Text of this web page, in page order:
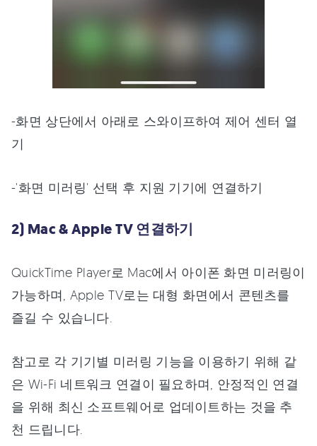
-화면 상단에서 아래로 스와이프하여 제어 센터 열
기
-'화면 미러링' 선택 후 지원 기기에 연결하기
2) Mac & Apple TV 연결하기
QuickTime Player로 Mac에서 아이폰 화면 미러링이
가능하며, Apple TV로는 대형 화면에서 콘텐츠를
즐길 수 있습니다.
참고로 각 기기별 미러링 기능을 이용하기 위해 같
은 Wi-Fi 네트워크 연결이 필요하며, 안정적인 연결
을 위해 최신 소프트웨어로 업데이트하는 것을 추
천 드립니다.